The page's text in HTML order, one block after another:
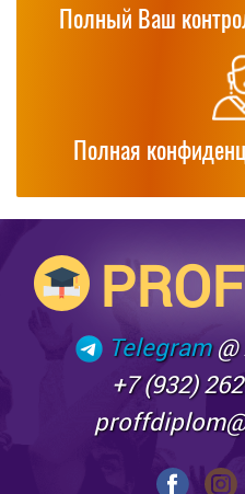
Полный Ваш
Полная
Telegram
+7 (932)